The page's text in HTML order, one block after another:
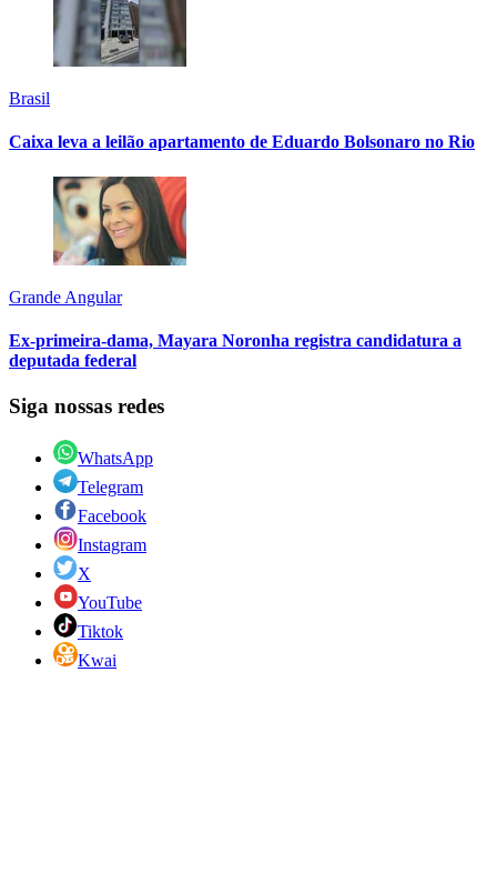
Brasil
Caixa leva a leilão apartamento de Eduardo Bolsonaro no Rio
Grande Angular
Ex-primeira-dama, Mayara Noronha registra candidatura a
deputada federal
Siga nossas redes
WhatsApp
Telegram
Facebook
Instagram
X
YouTube
Tiktok
Kwai